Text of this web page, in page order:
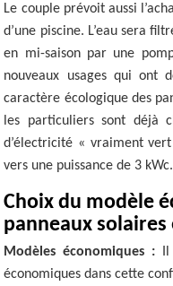
Le couple prévoit aussi
d’une piscine. L’eau sera
en mi-saison par une
nouveaux usages qui ont
caractère écologique des
les particuliers sont déjà
d’électricité « vraiment
vers une puissance de 3 kWc.
Choix du modèle
panneaux
Modèles économiques : Il
économiques dans cette